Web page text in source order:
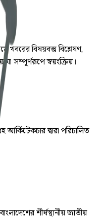
খবরের বিষয়বস্তু বিশ্লেষণ,
যা সম্পূর্ণরূপে স্বয়ংক্রিয়।
আর্কিটেকচার দ্বারা পরিচালিত
শীর্ষস্থানীয় জাতীয়